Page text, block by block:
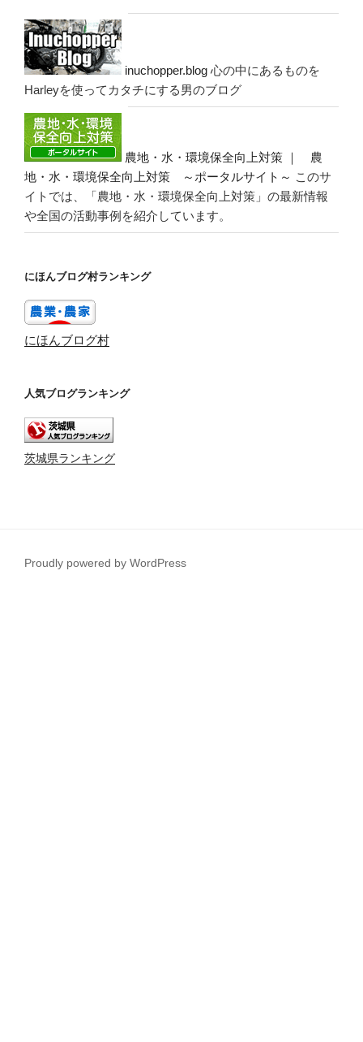
inuchopper.blog 心の中にあるものを
Harleyを使ってカタチにする男のブログ
農地・水・環境保全向上対策 ｜ 農
地・水・環境保全向上対策 ～ポータルサイト～ このサ
イトでは、「農地・水・環境保全向上対策」の最新情報
や全国の活動事例を紹介しています。
にほんブログ村ランキング
にほんブログ村
人気ブログランキング
茨城県ランキング
Proudly powered by WordPress